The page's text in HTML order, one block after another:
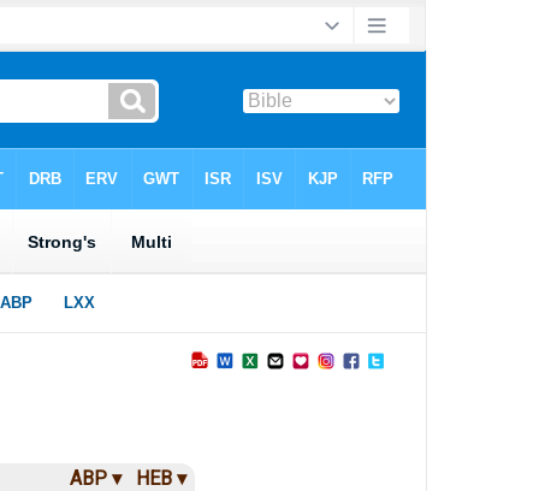
ABP ▾ HEB ▾